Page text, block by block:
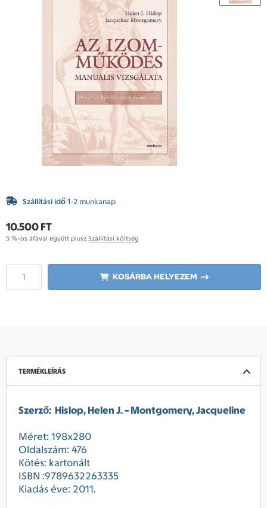
Szállítási idő 1-2 munkanap
10.500 FT
5 %-os áfával együtt plusz Szállítási költség
KOSÁRBA HELYEZEM
TERMÉKLEÍRÁS
Szerző: Hislop, Helen J. - Montgomery, Jacqueline
Méret: 198x280
Oldalszám: 476
Kötés: kartonált
ISBN :9789632263335
Kiadás éve: 2011.